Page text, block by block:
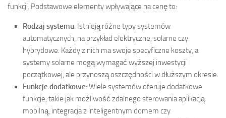
funkcji. Podstawowe elementy wpływające na cenę to:
Rodzaj systemu: Istnieją różne typy systemów
automatycznych, na przykład elektryczne, solarne czy
hybrydowe. Każdy z nich ma swoje specyficzne koszty, a
systemy solarne mogą wymagać wyższej inwestycji
początkowej, ale przynoszą oszczędności w dłuższym okresie.
Funkcje dodatkowe: Wiele systemów oferuje dodatkowe
funkcje, takie jak możliwość zdalnego sterowania aplikacją
mobilną, integracja z inteligentnym domem czy